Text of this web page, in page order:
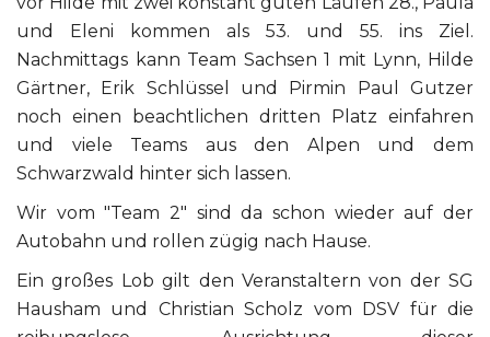
und Eleni kommen als 53. und 55. ins Ziel.
Nachmittags kann Team Sachsen 1 mit Lynn, Hilde
Gärtner, Erik Schlüssel und Pirmin Paul Gutzer
noch einen beachtlichen dritten Platz einfahren
und viele Teams aus den Alpen und dem
Schwarzwald hinter sich lassen.
Wir vom "Team 2" sind da schon wieder auf der
Autobahn und rollen zügig nach Hause.
Ein großes Lob gilt den Veranstaltern von der SG
Hausham und Christian Scholz vom DSV für die